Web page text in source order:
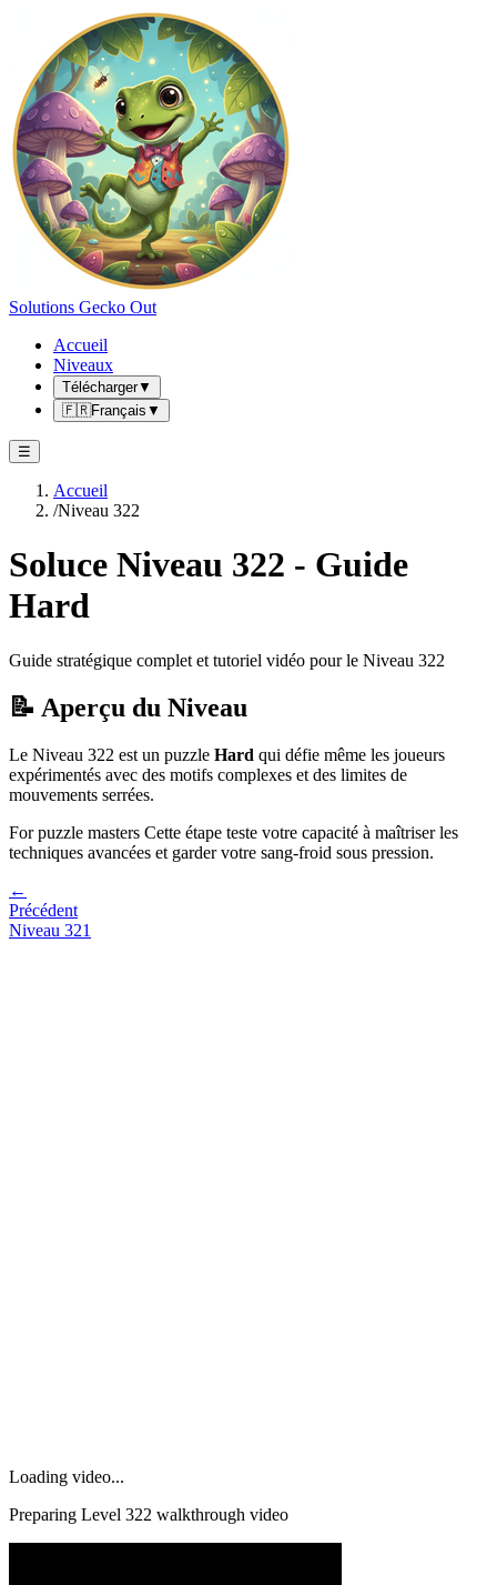
Solutions Gecko Out
Accueil
Niveaux
Télécharger▼
🇫🇷Français ▼
☰
Accueil
/Niveau 322
Soluce Niveau 322 - Guide
Hard
Guide stratégique complet et tutoriel vidéo pour le Niveau 322
📝 Aperçu du Niveau
Le Niveau 322 est un puzzle Hard qui défie même les joueurs
expérimentés avec des motifs complexes et des limites de
mouvements serrées.
For puzzle masters Cette étape teste votre capacité à maîtriser les
techniques avancées et garder votre sang-froid sous pression.
←
Précédent
Niveau 321
Loading video...
Preparing Level 322 walkthrough video